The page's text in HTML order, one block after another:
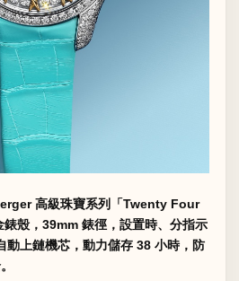
高級珠寶系列「Twenty Four
殼，39mm 錶徑，設置時、分指示
動上鏈機芯，動力儲存 38 小時，防